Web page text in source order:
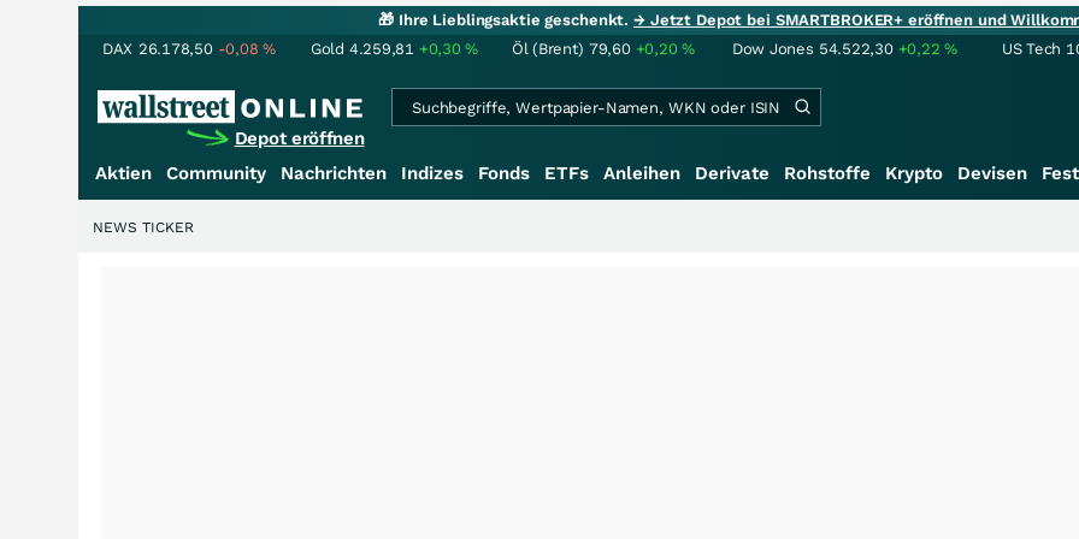
🎁 Ihre Lieblingsaktie geschenkt.→ Jetzt Depot bei SMARTBROKER+ eröffnen und
DAX 26.178,50 -0,08% Gold 4.259,81 +0,30% Öl (Brent) 79,60 +0,20% Dow Jones 54.522,30 +0,22% US Tech
Depot eröffnen
Aktien
Community Nachrichten Indizes Fonds ETFs Anleihen Derivate Rohstoffe Krypto Devisen
NEWS TICKER